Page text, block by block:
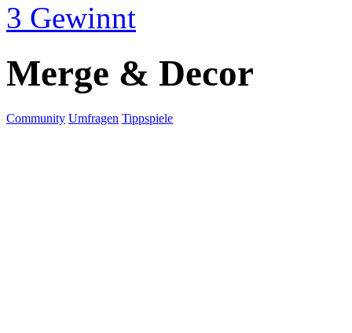
3 Gewinnt
Merge & Decor
Community Umfragen Tippspiele